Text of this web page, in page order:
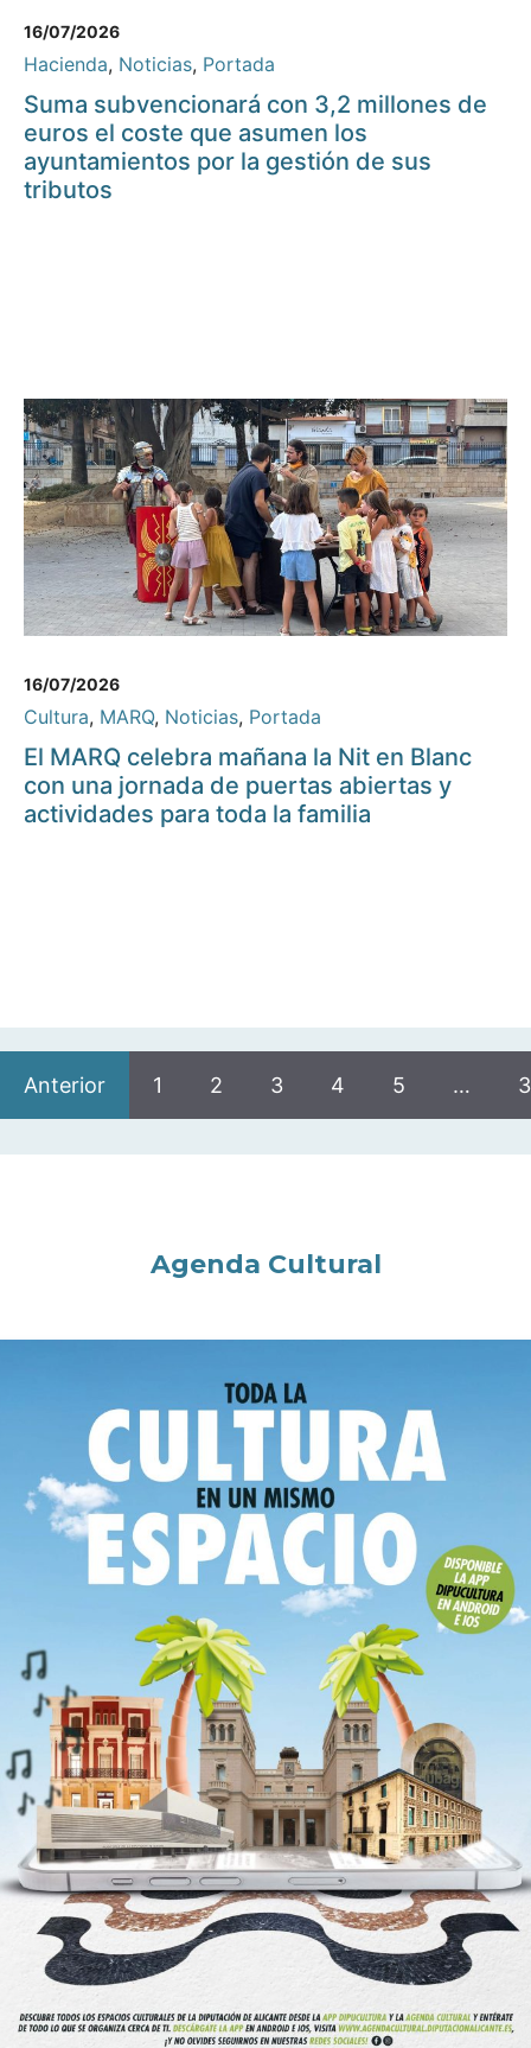
16/07/2026
Hacienda, Noticias, Portada
Suma subvencionará con 3,2 millones de
euros el coste que asumen los
ayuntamientos por la gestión de sus
tributos
16/07/2026
Cultura, MARQ, Noticias, Portada
El MARQ celebra mañana la Nit en Blanc
con una jornada de puertas abiertas y
actividades para toda la familia
Anterior 1 2 3 4 5 …
Agenda Cultural